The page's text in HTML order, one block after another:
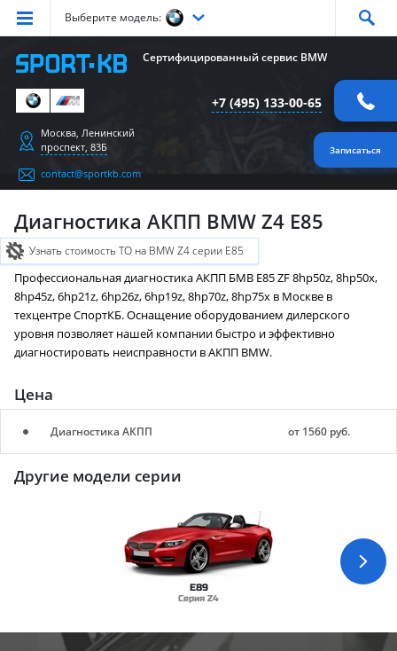
Выберите модель:
Серия Серия Серия
СерияX3
Серия X4 X6 СерияZ4 СерияM
Сертифицированный сервис BMW
+7 (495) 133-00-65
Записаться
Москва, Ленинский
проспект, 83Б
contact@sportkb.com
Диагностика АКПП BMW Z4 E85
Узнать стоимость ТО на BMW Z4 серии E85
Профессиональная диагностика АКПП БМВ E85 ZF 8hp50z, 8hp50x,
8hp45z, 6hp21z, 6hp26z, 6hp19z, 8hp70z, 8hp75x в Москве в
техцентре СпортКБ. Оснащение оборудованием дилерского
уровня позволяет нашей компании быстро и эффективно
диагностировать неисправности в АКПП BMW.
Цена
Диагностика АКПП от 1560 руб.
Другие модели серии
E89
Серия Z4